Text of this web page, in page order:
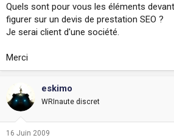
i
s
u
s
i
n
Quels sont pour vous les éléments
figurer sur un devis de prestation SEO ?
Je serai client d'une société.
Merci
eskimo
WRInaute discret
16 Juin 2009